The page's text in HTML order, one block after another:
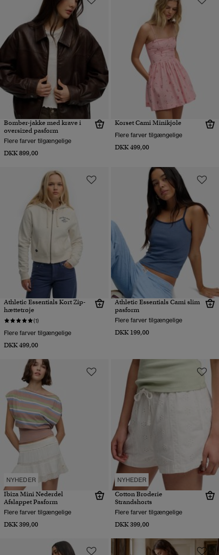
Bomber-jakke med krave i
oversized pasform
Flere farver tilgængelige
DKK 899,00
Korset Cami Minikjole
Flere farver tilgængelige
DKK 499,00
Athletic Essentials Kort Zip-
hættetrøje
(1)
Flere farver tilgængelige
DKK 499,00
Athletic Essentials Cami slim
pasform
Flere farver tilgængelige
DKK 199,00
NYHEDER
Ibiza Mini Nederdel
Afslappet Pasform
Flere farver tilgængelige
DKK 399,00
NYHEDER
Cotton Broderie
Strandshorts
Flere farver tilgængelige
DKK 399,00